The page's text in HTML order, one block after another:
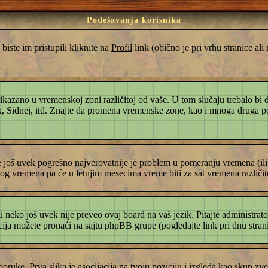
Podešavanja korisnika
biste im pristupili kliknite na Profillink (obično je pri vrhu stranice ali
u vremenskoj zoni različitoj od vaše. U tom slučaju trebalo bi
itd. Znajte da promena vremenske zone, kao i mnoga druga
uvek pogrešno najverovatnije je problem u pomeranju vremena
vremena pa će u letnjim mesecima vreme biti za sat vremena
još uvek nije preveo ovaj board na vaš jezik. Pitajte
možete pronaći na sajtu phpBB grupe (pogledajte link pri dnu